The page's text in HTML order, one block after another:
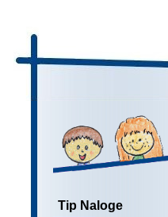
Tip Naloge